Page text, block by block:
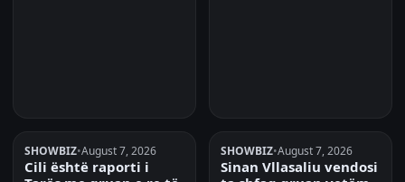
SHOWBIZ•August 7, 2026
Cili është raporti i
SHOWBIZ•August 7, 2026
Sinan Vllasaliu vendosi